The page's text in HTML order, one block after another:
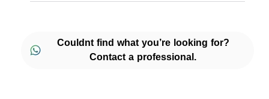
Couldnt find what you’re looking for?
Contact a professional.